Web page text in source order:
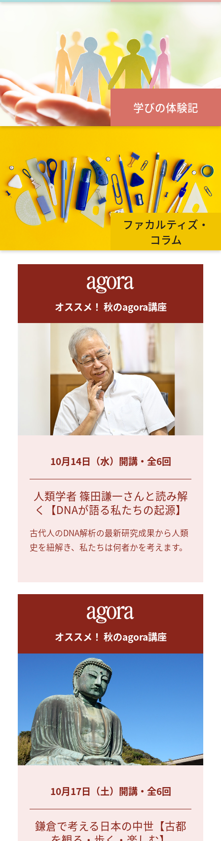
学びの体験記
ファカルティズ・
コラム
オススメ！ 秋のagora講座
10月14日（水）開講・全6回
人類学者 篠田謙一さんと読み解
く【DNAが語る私たちの起源】
古代人のDNA解析の最新研究成果から人類
史を紐解き、私たちは何者かを考えます。
オススメ！ 秋のagora講座
10月17日（土）開講・全6回
鎌倉で考える日本の中世【古都